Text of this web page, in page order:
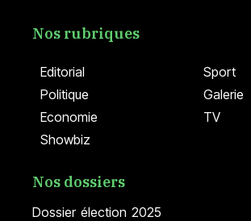
Editorial
Politique
Economie
Showbiz
Sport
Galerie
TV
Nos rubriques
Dossier élection 2025
Nos dossiers